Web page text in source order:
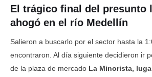
El trágico final del presunto
ahogó en el río Medellín
Salieron a buscarlo por el sector hasta la
encontraron. Al día siguiente decidieron ir
de la plaza de mercado La Minorista,